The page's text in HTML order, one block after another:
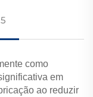
como
em
ao reduzir